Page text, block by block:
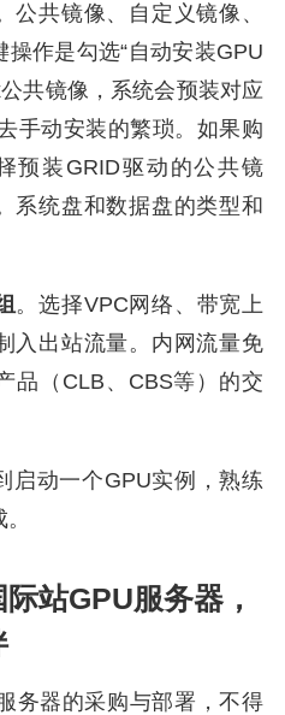
公共镜像、自定义镜像、
作是勾选“自动安装GPU
共镜像，系统会预装对应
手动安装的繁琐。如果购
预装GRID驱动的公共镜
系统盘和数据盘的类型和
。选择VPC网络、带宽上
入出站流量。内网流量免
品（CLB、CBS等）的交
启动一个GPU实例，熟练
站GPU服务器，
务器的采购与部署，不得